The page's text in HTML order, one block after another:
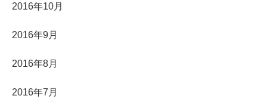
2016年10月
2016年9月
2016年8月
2016年7月